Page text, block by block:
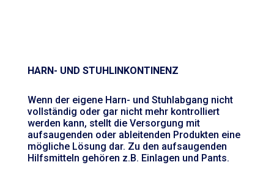
HARN- UND STUHLINKONTINENZ
Wenn der eigene Harn- und Stuhlabgang nicht
vollständig oder gar nicht mehr kontrolliert
werden kann, stellt die Versorgung mit
aufsaugenden oder ableitenden Produkten eine
mögliche Lösung dar. Zu den aufsaugenden
Hilfsmitteln gehören z.B. Einlagen und Pants.